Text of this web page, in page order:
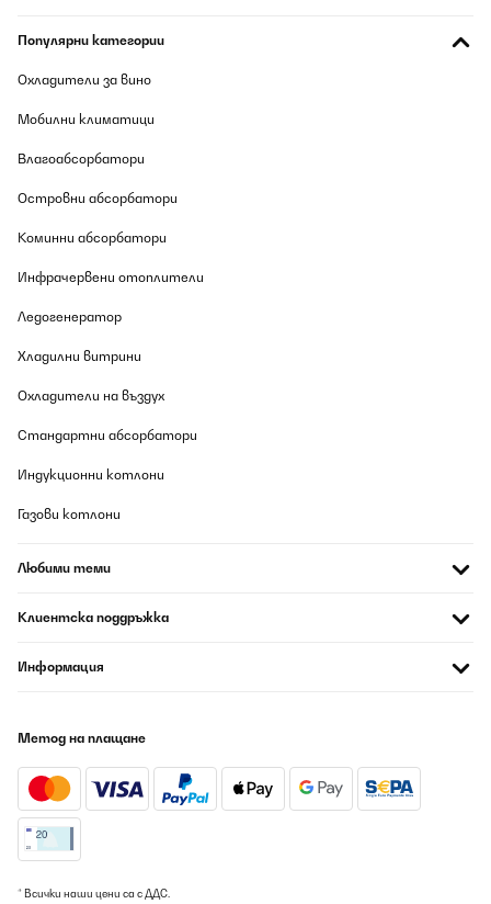
Превод
Sehr schnelles aufheizen, leiser Betrieb. Wirkt und ist hochwertig
Nederlandse handleiding
Lieferung kam schneller als angegeben. Einbau kompikationslos
auf Dauer
08/08/2026
j ai bien recu ma table induction KLARSTEIN 90 5 feux le 29 juillet
2025- très bien emballée- je l'ai mise au dessus d'un tiroir à
elle chauffe un peu mais le tiroir est aéré. Elle fait un peu de bruit.
zones à 2000W et 1 zone au milieu de 2300W. Au début il faut bien
Популярни категории
Охладители за вино
Мобилни климатици
Влагоабсорбатори
Островни абсорбатори
Коминни абсорбатори
Инфрачервени отоплители
Ледогенератор
Хладилни витрини
Охладители на въздух
Стандартни абсорбатори
Индукционни котлони
Газови котлони
Любими теми
Клиентска поддръжка
Информация
Метод на плащане
* Всички наши цени са с ДДС.